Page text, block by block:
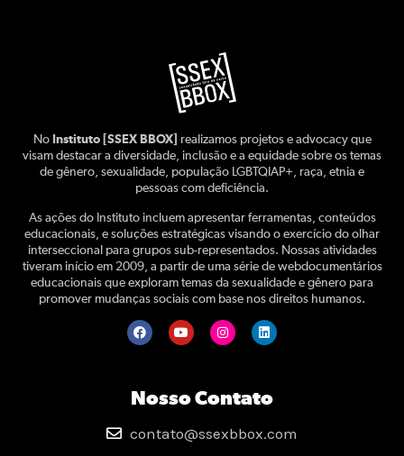
No Instituto [SSEX BBOX]
realizamos projetos e advocacy que
visam destacar a diversidade, inclusão e a equidade sobre os temas
de gênero, sexualidade, população LGBTQIAP+, raça, etnia e
pessoas com deficiência.
As ações do Instituto incluem apresentar ferramentas, conteúdos
educacionais, e soluções estratégicas visando o exercício do olhar
interseccional para grupos sub-representados. Nossas atividades
tiveram início em 2009, a partir de uma série de webdocumentários
educacionais que exploram temas da sexualidade e gênero para
promover mudanças sociais com base nos direitos humanos.
Nosso Contato
contato@ssexbbox.com